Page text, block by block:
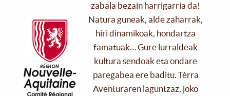
zabala bezain harrigarria da!
Natura guneak, alde zaharrak,
hiri dinamikoak, hondartza
famatuak… Gure lurraldeak
kultura sendoak eta ondare
paregabea ere baditu. Tèrra
Aventuraren laguntzaz, joko